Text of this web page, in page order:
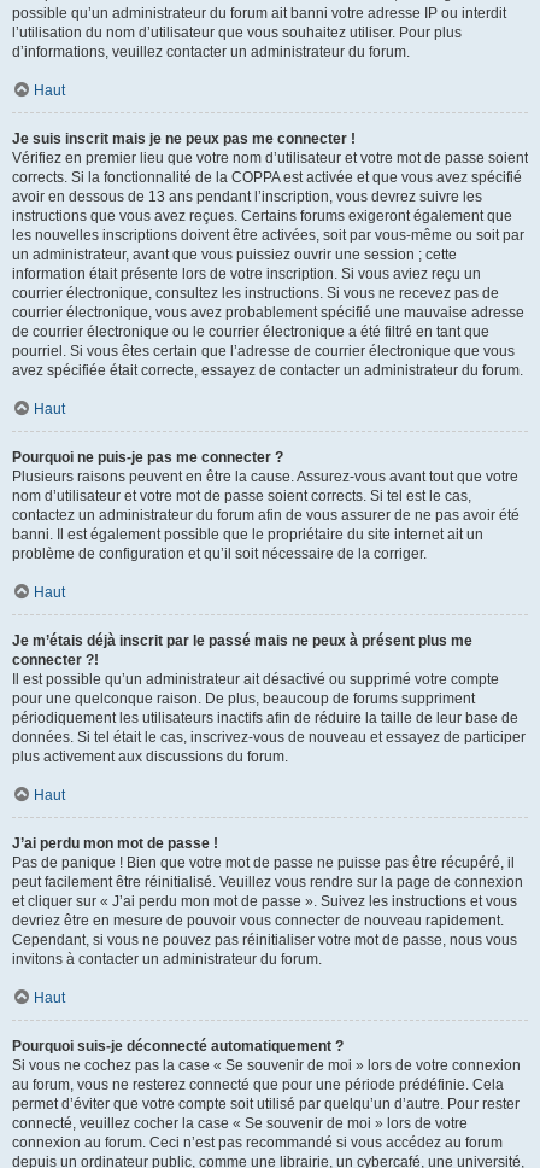
possible qu’un administrateur du forum ait banni votre adresse IP ou interdit
l’utilisation du nom d’utilisateur que vous souhaitez utiliser. Pour plus
d’informations, veuillez contacter un administrateur du forum.
Haut
Je suis inscrit mais je ne peux pas me connecter !
Vérifiez en premier lieu que votre nom d’utilisateur et votre mot de passe soient
corrects. Si la fonctionnalité de la COPPA est activée et que vous avez spécifié
avoir en dessous de 13 ans pendant l’inscription, vous devrez suivre les
instructions que vous avez reçues. Certains forums exigeront également que
les nouvelles inscriptions doivent être activées, soit par vous-même ou soit par
un administrateur, avant que vous puissiez ouvrir une session ; cette
information était présente lors de votre inscription. Si vous aviez reçu un
courrier électronique, consultez les instructions. Si vous ne recevez pas de
courrier électronique, vous avez probablement spécifié une mauvaise adresse
de courrier électronique ou le courrier électronique a été filtré en tant que
pourriel. Si vous êtes certain que l’adresse de courrier électronique que vous
avez spécifiée était correcte, essayez de contacter un administrateur du forum.
Haut
Pourquoi ne puis-je pas me connecter ?
Plusieurs raisons peuvent en être la cause. Assurez-vous avant tout que votre
nom d’utilisateur et votre mot de passe soient corrects. Si tel est le cas,
contactez un administrateur du forum afin de vous assurer de ne pas avoir été
banni. Il est également possible que le propriétaire du site internet ait un
problème de configuration et qu’il soit nécessaire de la corriger.
Haut
Je m’étais déjà inscrit par le passé mais ne peux à présent plus me
connecter ?!
Il est possible qu’un administrateur ait désactivé ou supprimé votre compte
pour une quelconque raison. De plus, beaucoup de forums suppriment
périodiquement les utilisateurs inactifs afin de réduire la taille de leur base de
données. Si tel était le cas, inscrivez-vous de nouveau et essayez de participer
plus activement aux discussions du forum.
Haut
J’ai perdu mon mot de passe !
Pas de panique ! Bien que votre mot de passe ne puisse pas être récupéré, il
peut facilement être réinitialisé. Veuillez vous rendre sur la page de connexion
et cliquer sur « J’ai perdu mon mot de passe ». Suivez les instructions et vous
devriez être en mesure de pouvoir vous connecter de nouveau rapidement.
Cependant, si vous ne pouvez pas réinitialiser votre mot de passe, nous vous
invitons à contacter un administrateur du forum.
Haut
Pourquoi suis-je déconnecté automatiquement ?
Si vous ne cochez pas la case « Se souvenir de moi » lors de votre connexion
au forum, vous ne resterez connecté que pour une période prédéfinie. Cela
permet d’éviter que votre compte soit utilisé par quelqu’un d’autre. Pour rester
connecté, veuillez cocher la case « Se souvenir de moi » lors de votre
connexion au forum. Ceci n’est pas recommandé si vous accédez au forum
depuis un ordinateur public, comme une librairie, un cybercafé, une université,